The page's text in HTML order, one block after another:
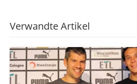
Verwandte Artikel